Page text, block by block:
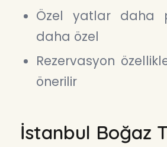
Özel yatlar daha
daha özel
Rezervasyon
önerilir
İstanbul Boğaz